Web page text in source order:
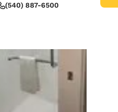
(540) 887-6500